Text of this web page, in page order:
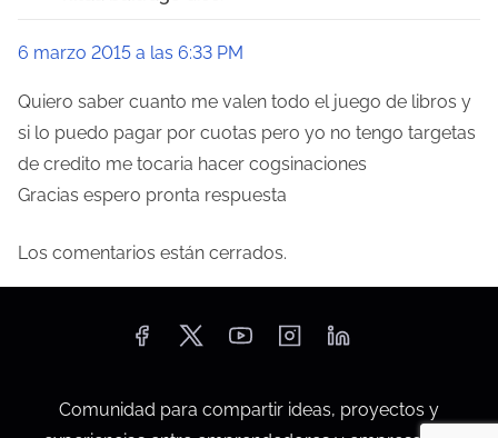
6 marzo 2015 a las 6:33 PM
Quiero saber cuanto me valen todo el juego de libros y
si lo puedo pagar por cuotas pero yo no tengo targetas
de credito me tocaria hacer cogsinaciones
Gracias espero pronta respuesta
Los comentarios están cerrados.
Comunidad para compartir ideas, proyectos y